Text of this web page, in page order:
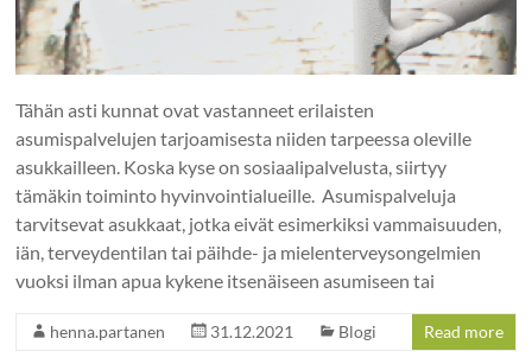
Tähän asti kunnat ovat vastanneet erilaisten
asumispalvelujen tarjoamisesta niiden tarpeessa oleville
asukkailleen. Koska kyse on sosiaalipalvelusta, siirtyy
tämäkin toiminto hyvinvointialueille. Asumispalveluja
tarvitsevat asukkaat, jotka eivät esimerkiksi vammaisuuden,
iän, terveydentilan tai päihde- ja mielenterveysongelmien
vuoksi ilman apua kykene itsenäiseen asumiseen tai
henna.partanen 31.12.2021 Blogi Read more